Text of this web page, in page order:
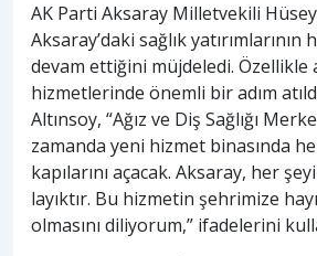
AK Parti Aksaray Milletvekili
Aksaray’daki sağlık yatırımlarının
devam ettiğini müjdeledi. Özellikle
hizmetlerinde önemli bir adım
Altınsoy, “Ağız ve Diş Sağlığı
zamanda yeni hizmet binasında
kapılarını açacak. Aksaray, her
layıktır. Bu hizmetin şehrimize
olmasını diliyorum,” ifadelerini